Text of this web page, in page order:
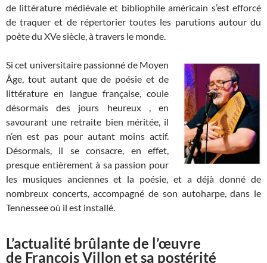
de littérature médiévale et bibliophile américain s’est efforcé
de traquer et de répertorier toutes les parutions autour du
poète du XVe siècle, à travers le monde.
Si cet universitaire passionné de Moyen
Âge, tout autant que de poésie et de
littérature en langue française, coule
désormais des jours heureux , en
savourant une retraite bien méritée, il
n’en est pas pour autant moins actif.
Désormais, il se consacre, en effet,
presque entièrement à sa passion pour
les musiques anciennes et la poésie, et a déjà donné de
nombreux concerts, accompagné de son autoharpe, dans le
Tennessee où il est installé.
L’actualité brûlante de l’œuvre
de François Villon et sa postérité